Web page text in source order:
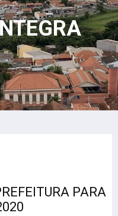
PARA